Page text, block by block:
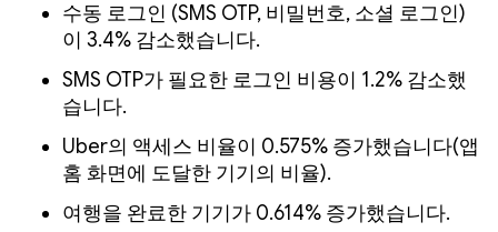
수동 로그인 (SMS OTP, 비밀번호, 소셜 로그인)
이 3.4% 감소했습니다.
SMS OTP가 필요한 로그인 비용이 1.2% 감소했
습니다.
Uber의 액세스 비율이 0.575% 증가했습니다(앱
홈 화면에 도달한 기기의 비율).
여행을 완료한 기기가 0.614% 증가했습니다.